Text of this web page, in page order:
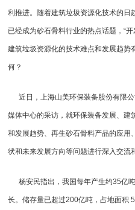
利推进。随着建筑垃圾资源化技术的
已经成为砂石骨料行业的热点话题，“
建筑垃圾资源化的技术难点和发展趋势
何？
近日，上海山美环保装备股份有限
媒体中心的采访，就环保装备发展、建
和发展趋势、再生砂石骨料产品的应
状和未来发展方向等问题进行深入交流
杨安民指出，我国每年产生约35亿
长。储存量已超过200亿吨，占地面积